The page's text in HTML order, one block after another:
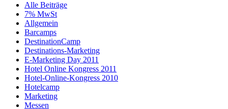
Alle Beiträge
7% MwSt
Allgemein
Barcamps
DestinationCamp
Destinations-Marketing
E-Marketing Day 2011
Hotel Online Kongress 2011
Hotel-Online-Kongress 2010
Hotelcamp
Marketing
Messen